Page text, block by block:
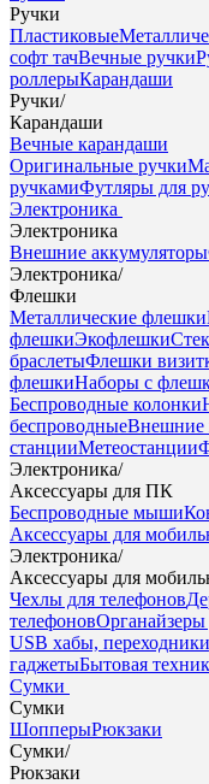
Ручки
Пластиковые
софт тачВечные ручки
роллерыКарандаши
Ручки/
Карандаши
Вечные карандаши
Оригинальные ручки
ручкамиФутляры для
Электроника
Электроника
Внешние аккумуляторы
Электроника/
Флешки
Металлические флешки
флешкиЭкофлешки
браслетыФлешки
флешкиНаборы с
Беспроводные колонки
беспроводныеВнешние
станцииМетеостанции
Электроника/
Аксессуары для ПК
Беспроводные мыши
Аксессуары для
Электроника/
Аксессуары для
Чехлы для телефонов
телефоновОрганайзеры
USB хабы,
гаджетыБытовая
Сумки
Сумки
ШопперыРюкзаки
Сумки/
Рюкзаки